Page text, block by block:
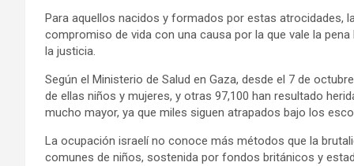
Para aquellos nacidos y formados por estas atrocidades,
compromiso de vida con una causa por la que vale la
la justicia.
Según el Ministerio de Salud en Gaza, desde el 7 de
de ellas niños y mujeres, y otras 97,100 han resultado
mucho mayor, ya que miles siguen atrapados bajo los
La ocupación israelí no conoce más métodos que la
comunes de niños, sostenida por fondos británicos y